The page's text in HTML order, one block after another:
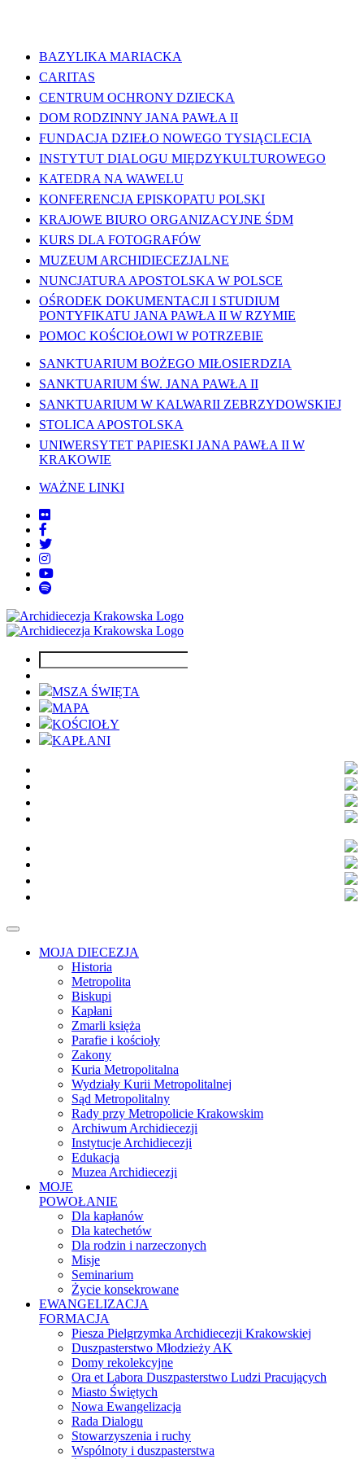
BAZYLIKA MARIACKA
CARITAS
CENTRUM OCHRONY DZIECKA
DOM RODZINNY JANA PAWŁA II
FUNDACJA DZIEŁO NOWEGO TYSIĄCLECIA
INSTYTUT DIALOGU MIĘDZYKULTUROWEGO
KATEDRA NA WAWELU
KONFERENCJA EPISKOPATU POLSKI
KRAJOWE BIURO ORGANIZACYJNE ŚDM
KURS DLA FOTOGRAFÓW
MUZEUM ARCHIDIECEZJALNE
NUNCJATURA APOSTOLSKA W POLSCE
OŚRODEK DOKUMENTACJI I STUDIUM
PONTYFIKATU JANA PAWŁA II W RZYMIE
POMOC KOŚCIOŁOWI W POTRZEBIE
SANKTUARIUM BOŻEGO MIŁOSIERDZIA
SANKTUARIUM ŚW. JANA PAWŁA II
SANKTUARIUM W KALWARII ZEBRZYDOWSKIEJ
STOLICA APOSTOLSKA
UNIWERSYTET PAPIESKI JANA PAWŁA II W
KRAKOWIE
WAŻNE LINKI
MSZA ŚWIĘTA
MAPA
KOŚCIOŁY
KAPŁANI
MOJA DIECEZJA
Historia
Metropolita
Biskupi
Kapłani
Zmarli księża
Parafie i kościoły
Zakony
Kuria Metropolitalna
Wydziały Kurii Metropolitalnej
Sąd Metropolitalny
Rady przy Metropolicie Krakowskim
Archiwum Archidiecezji
Instytucje Archidiecezji
Edukacja
Muzea Archidiecezji
MOJE
POWOŁANIE
Dla kapłanów
Dla katechetów
Dla rodzin i narzeczonych
Misje
Seminarium
Życie konsekrowane
EWANGELIZACJA
FORMACJA
Piesza Pielgrzymka Archidiecezji Krakowskiej
Duszpasterstwo Młodzieży AK
Domy rekolekcyjne
Ora et Labora Duszpasterstwo Ludzi Pracujących
Miasto Świętych
Nowa Ewangelizacja
Rada Dialogu
Stowarzyszenia i ruchy
Wspólnoty i duszpasterstwa